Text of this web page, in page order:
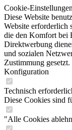
Cookie-Einstellungen
Diese Website
Website erforderlich
die den Komfort bei
Direktwerbung
und sozialen
Zustimmung gesetzt.
Konfiguration
Technisch
Diese Cookies sind
"Alle Cookies